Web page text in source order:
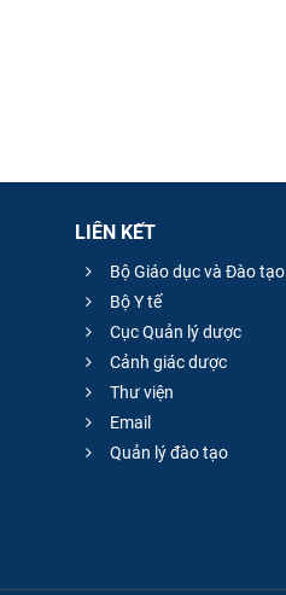
LIÊN KẾT
Bộ Giáo dục và Đào tạo
Bộ Y tế
Cục Quản lý dược
Cảnh giác dược
Thư viện
Email
Quản lý đào tạo